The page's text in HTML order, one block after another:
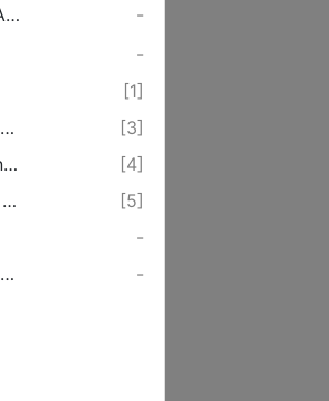
De Cystitide Acuta Observationibus Aliquot Illustrata
-
-
[1]
Viro Doctissimo, Experientissimo, Meritissimo J.G.A. Jahn ...
[3]
[Spruch] Hanc Commentatiunculam Pio Gratoque Animo ...
[4]
De Cystitide Acuta.
[5]
-
[colour_checker]
-